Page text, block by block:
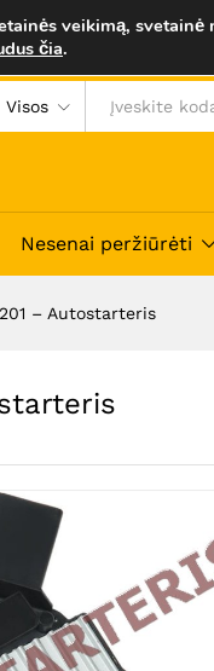
Visos
Nesenai peržiūrėti
– Autostarteris
veikimą, svetainė
čia. Atsiliepimai (0)